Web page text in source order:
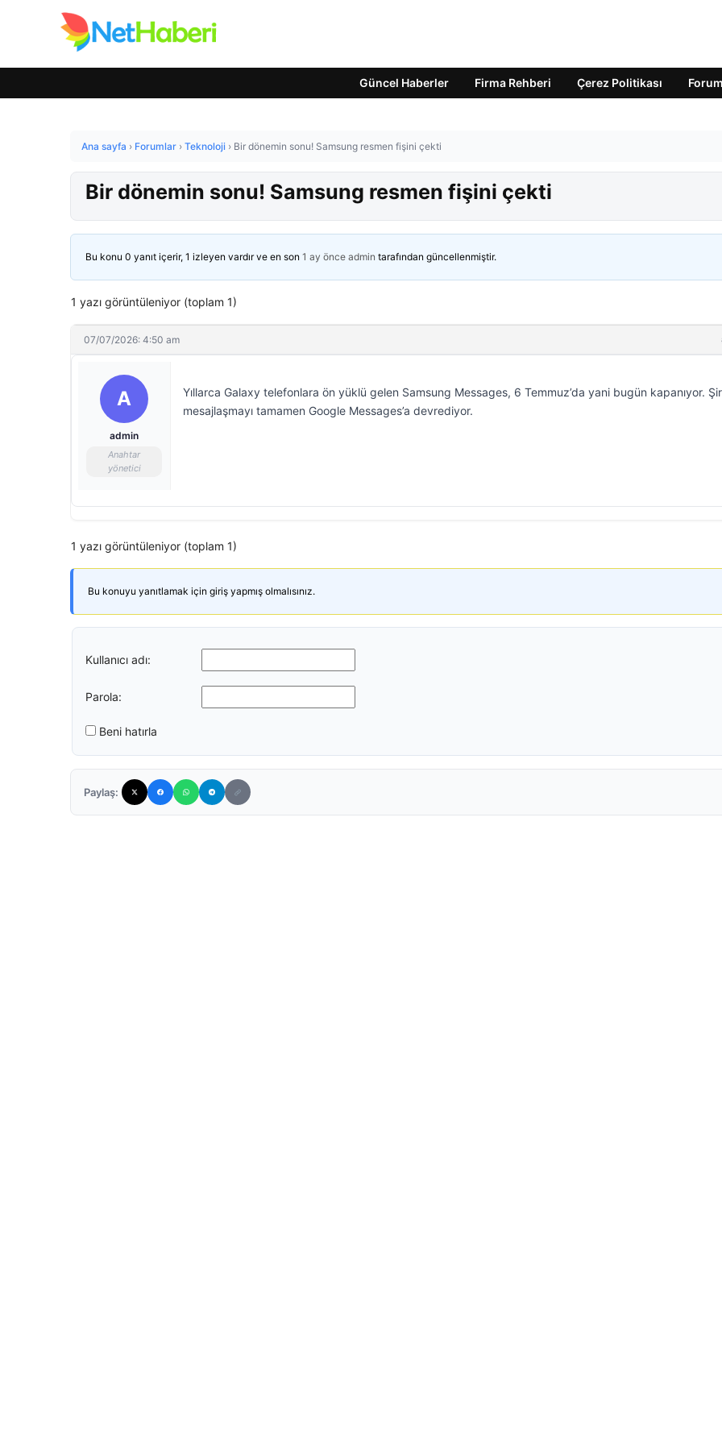
Güncel Haberler Firma Rehberi Çerez Politikası Forum
Ana sayfa › Forumlar › Teknoloji › Bir dönemin sonu! Samsung resmen fişini çekti
Bir dönemin sonu! Samsung resmen fişini çekti
Bu konu 0 yanıt içerir, 1 izleyen vardır ve en son 1 ay önce admin tarafından güncellenmiştir.
1 yazı görüntüleniyor (toplam 1)
07/07/2026: 4:50 am
A
admin
Anahtar
yönetici
Yıllarca Galaxy telefonlara ön yüklü gelen Samsung Messages, 6 Temmuz’da yani bugün kapanıyor.
mesajlaşmayı tamamen Google Messages’a devrediyor.
1 yazı görüntüleniyor (toplam 1)
Bu konuyu yanıtlamak için giriş yapmış olmalısınız.
Kullanıcı adı:
Parola:
Beni hatırla
Paylaş: